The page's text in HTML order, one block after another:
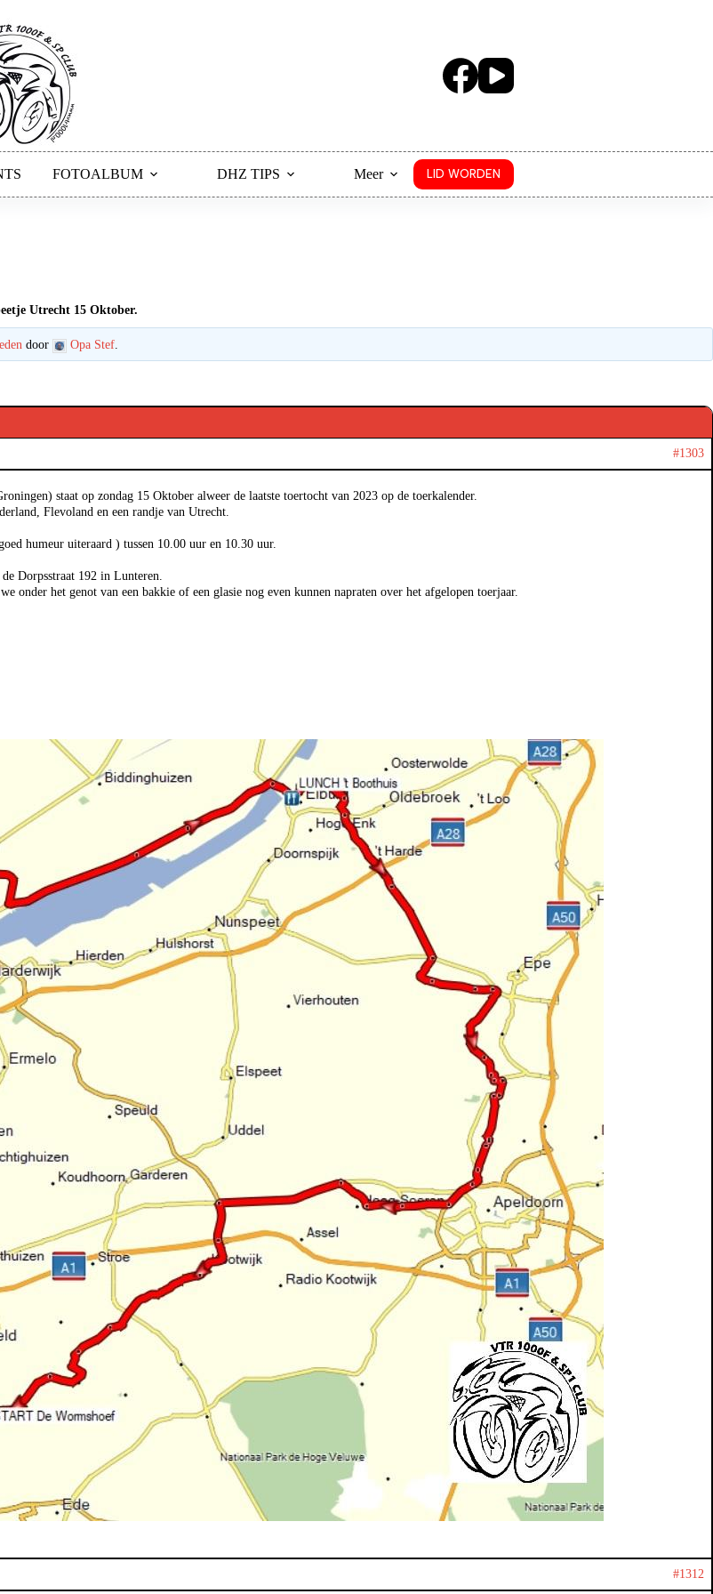
FOTOALBUM DHZ TIPS Meer LID WORDEN
Utrecht 15 Oktober.
door Opa Stef.
#1303
staat op zondag 15 Oktober alweer de laatste toertocht van 2023 op de toerkalender.
Flevoland en een randje van Utrecht.
humeur uiteraard ) tussen 10.00 uur en 10.30 uur.
Dorpsstraat 192 in Lunteren.
onder het genot van een bakkie of een glasie nog even kunnen napraten over het afgelopen toerjaar.
#1312